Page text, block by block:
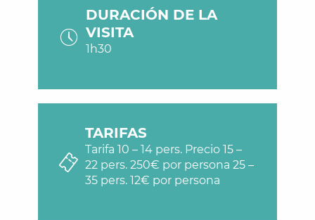
DURACIÓN DE LA
VISITA
1h30
TARIFAS
Tarifa 10 – 14 pers. Precio 15 –
22 pers. 250€ por persona 25 –
35 pers. 12€ por persona